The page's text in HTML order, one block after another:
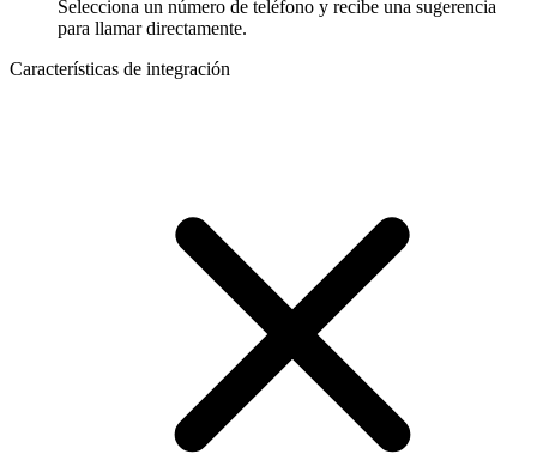
Selecciona un número de teléfono y recibe una sugerencia
para llamar directamente.
Características de integración